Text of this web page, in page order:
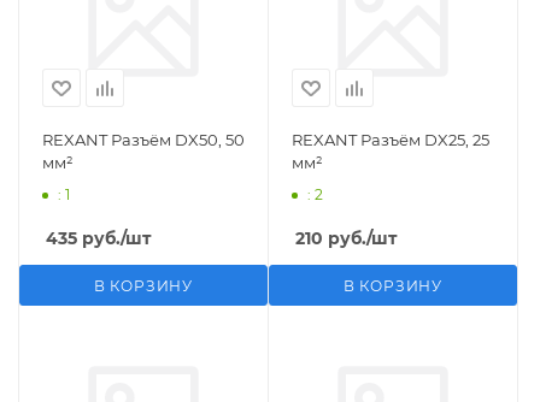
REXANT Разъём DX50, 50
мм²
: 1
435 руб./шт
В КОРЗИНУ
REXANT Разъём DX25, 25
мм²
: 2
210 руб./шт
В КОРЗИНУ